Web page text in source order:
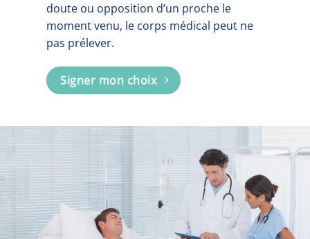
doute ou opposition d’un proche le
moment venu, le corps médical peut ne
pas prélever.
Signer mon choix